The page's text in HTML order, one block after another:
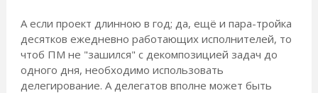
А если проект длинною в год; да, ещё и пара-тройка
десятков ежедневно работающих исполнителей, то
чтоб ПМ не "зашился" с декомпозицией задач до
одного дня, необходимо использовать
делегирование. А делегатов вполне может быть